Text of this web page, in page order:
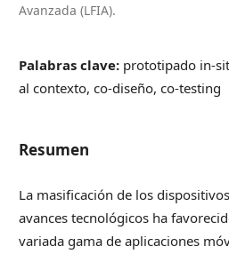
Avanzada (LFIA).
Palabras clave: prototipado in-
al contexto, co-diseño, co-testing
Resumen
La masificación de los
avances tecnológicos ha
variada gama de aplicaciones